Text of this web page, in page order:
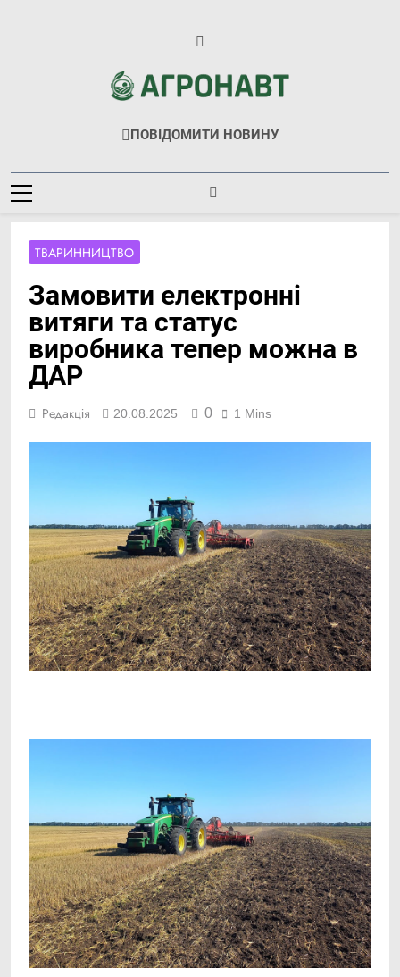
Агронавт
Новини Українського Агробізнесу
ПОВІДОМИТИ НОВИНУ
ТВАРИННИЦТВО
Замовити електронні
витяги та статус
виробника тепер можна в
ДАР
Редакція 20.08.2025 0 1 Mins
Link